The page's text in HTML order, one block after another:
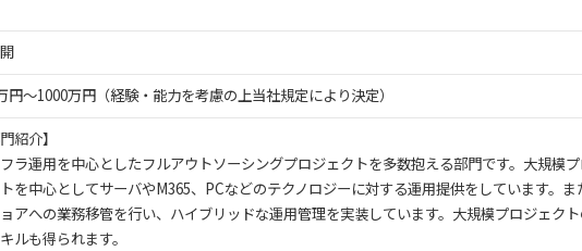
円〜1000万円（経験・能力を考慮の上当社規定により決定）
紹介】
ラ運用を中心としたフルアウトソーシングプロジェクトを多数抱える部門です。大規模
を中心としてサーバやM365、PCなどのテクノロジーに対する運用提供をしています。ま
アへの業務移管を行い、ハイブリッドな運用管理を実装しています。大規模プロジェク
ルも得られます。